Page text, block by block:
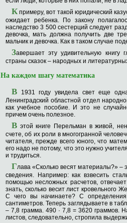
К примеру, вот такой юридический
ожидает ребенка. По закону
наследство 3 500 сестерций следует
девочка, мать должна получить две
мальчик и девочка. Как в таком случае
Завершает эту удивительную книгу
страны сказок – народных и
На каждом шагу математика
В 1931 году увидела свет еще
Ленинградский областной отдел
как учебное пособие. И это не
причем очень полезное.
В этой книге Перельман в живой,
счете, об их роли в многогранной
читателя, прежде всего юного, что
его надо не потому, что это нужно
и трудиться.
Глава «Сколько весят материалы?» –
сведения. Например: как взвесить
помощью несложных расчетов,
знать, сколько весит лист кровельного
С чего вы начинаете? С
сантиметров. Теперь заглядываете в
– 7,8 грамма. 490 · 7,8 = 3620 граммов.
листов, следовательно, стропила